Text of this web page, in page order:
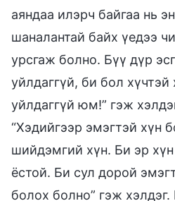
аяндаа илэрч байгаа нь
шаналантай байх үедээ
урсгаж болно. Бүү дүр
уйлдаггүй, би бол
уйлдаггүй юм!” гэж
“Хэдийгээр эмэгтэй хүн
шийдэмгий хүн. Би эр
ёстой. Би сул дорой
болох болно” гэж